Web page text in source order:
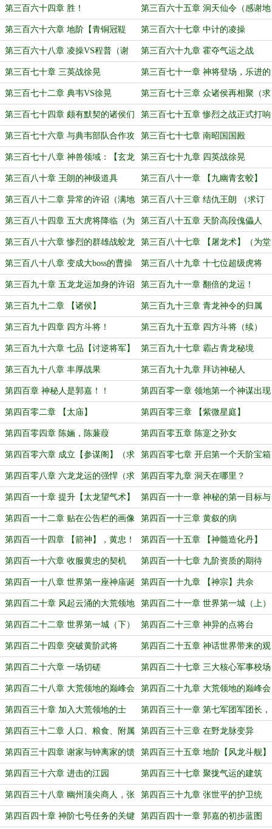
第三百六十四章 胜！ 第三百六十五章 洞天仙令（感谢地
域小灵通成为堂主！）
第三百六十六章 地阶【青铜冠鞮
鼎】
第三百六十七章 中计的凌操
第三百六十八章 凌操VS程普（谢
谢【纯白丶燚】的万赏！）
第三百六十九章 霍夺气运之战
第三百七十章 三英战徐晃 第三百七十一章 神将登场，乐进的
偷袭！（万赏加更）
第三百七十二章 典韦VS徐晃 第三百七十三章 众诸侯再相聚（求
订阅！）
第三百七十四章 颇有默契的诸侯们 第三百七十五章 惨烈之战正式打响
第三百七十六章 与典韦部队合作攻
城
第三百七十七章 南昭国国殿
第三百七十八章 神兽领域：【玄龙
灵域】！（求订阅）
第三百七十九章 四英战徐晃
第三百八十章 王朗的神级道具 第三百八十一章 【九幽青玄蛟】
第三百八十二章 异常的许诏（满地
打滚求订阅）
第三百八十三章 结仇王朗 （求订
阅！）
第三百八十四章 五大虎将降临（为
长老【纯白丶燚】加更！）
第三百八十五章 天阶高段傀儡人
第三百八十六章 惨烈的群雄战蛟龙 第三百八十七章 【屠龙术】（为堂
主【纯白丶燚】加更！）
第三百八十八章 变成大boss的曹操 第三百八十九章 十七位超级虎将
第三百九十章 五龙龙运加身的许诏 第三百九十一章 翻倍的龙运！
第三百九十二章 【诸侯】 第三百九十三章 青龙神令的归属
第三百九十四章 四方斗将！ 第三百九十五章 四方斗将（续）
第三百九十六章 七品【讨逆将军】
（求订阅！）
第三百九十七章 霸占青龙秘境
第三百九十八章 丰厚战果 第三百九十九章 拜访神秘人
第四百章 神秘人是郭嘉！！ 第四百零一章 领地第一个神谋出现
第四百零二章 【太庙】 第四百零三章 【紫微星庭】
第四百零四章 陈婳，陈蒹葭 第四百零五章 陈寔之孙女
第四百零六章 成立【参谋阁】（求
订阅！）
第四百零七章 开启第一个天阶宝箱
第四百零八章 六龙龙运的强悍（求
订阅！）
第四百零九章 洞天在哪里？
第四百一十章 提升【太龙望气术】 第四百一十一章 神秘的第一目标与
第二目标
第四百一十二章 贴在公告栏的画像 第四百一十三章 黄叙的病
第四百一十四章 【箭神】，黄忠！ 第四百一十五章 【神髓造化丹】
第四百一十六章 收服黄忠的契机 第四百一十七章 九阶资质的期待
第四百一十八章 世界第一座神庙诞
生
第四百一十九章 【神宗】共佘
第四百二十章 风起云涌的大荒领地 第四百二十一章 世界第一城（上）
第四百二十二章 世界第一城（下） 第四百二十三章 神异的点将台
第四百二十四章 突破黄阶武将 第四百二十五章 神话世界带来的观
念转变
第四百二十六章 一场切磋 第四百二十七章 三大核心军事校场
第四百二十八章 大荒领地的巅峰会
议（上）
第四百二十九章 大荒领地的巅峰会
议（下）
第四百三十章 加入大荒领地的士
族！
第四百三十一章 第七军团军团长，
乐进！
第四百三十二章 人口、粮食、附属
领地
第四百三十三章 在野龙脉变异
第四百三十四章 谢家与钟离家的馈
赠
第四百三十五章 地阶【风龙斗舰】
第四百三十六章 进击的江园 第四百三十七章 聚拢气运的建筑
第四百三十八章 幽州顶尖商人，张
世平！
第四百三十九章 张世平的护卫统
领，段煨！
第四百四十章 神阶七号任务的关键 第四百四十一章 郭嘉的初步蓝图